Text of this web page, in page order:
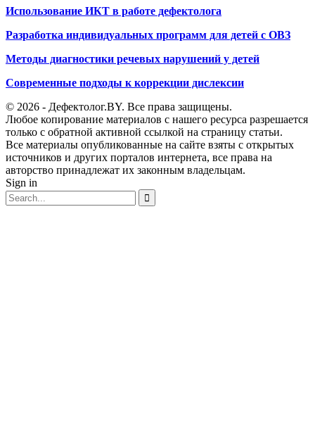
Использование ИКТ в работе дефектолога
Разработка индивидуальных программ для детей с ОВЗ
Методы диагностики речевых нарушений у детей
Современные подходы к коррекции дислексии
© 2026 - Дефектолог.BY. Все права защищены.
Любое копирование материалов с нашего ресурса разрешается
только с обратной активной ссылкой на страницу статьи.
Все материалы опубликованные на сайте взяты с открытых
источников и других порталов интернета, все права на
авторство принадлежат их законным владельцам.
Sign in